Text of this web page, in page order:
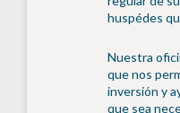
huspédes
Nuestra
que nos
inversión y
que sea